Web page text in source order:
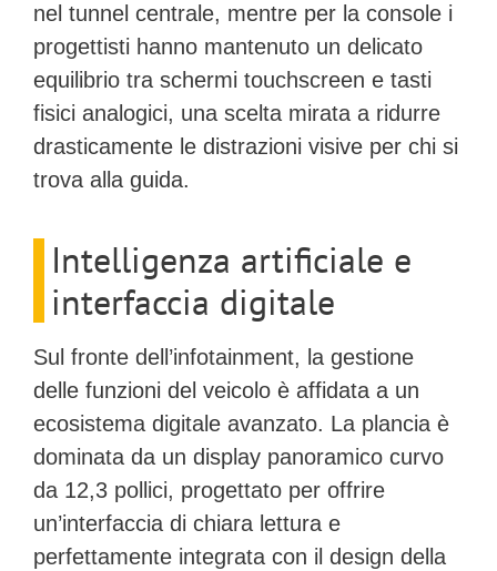
nel tunnel centrale, mentre per la console i
progettisti hanno mantenuto un delicato
equilibrio tra schermi touchscreen e tasti
fisici analogici, una scelta mirata a ridurre
drasticamente le distrazioni visive per chi si
trova alla guida.
Intelligenza artificiale e
interfaccia digitale
Sul fronte dell’infotainment, la gestione
delle funzioni del veicolo è affidata a un
ecosistema digitale avanzato. La plancia è
dominata da un display panoramico curvo
da 12,3 pollici, progettato per offrire
un’interfaccia di chiara lettura e
perfettamente integrata con il design della